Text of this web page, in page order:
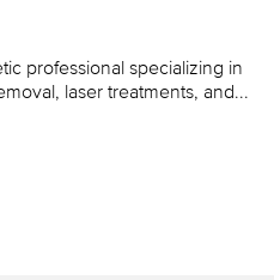
professional specializing in
laser treatments, and...